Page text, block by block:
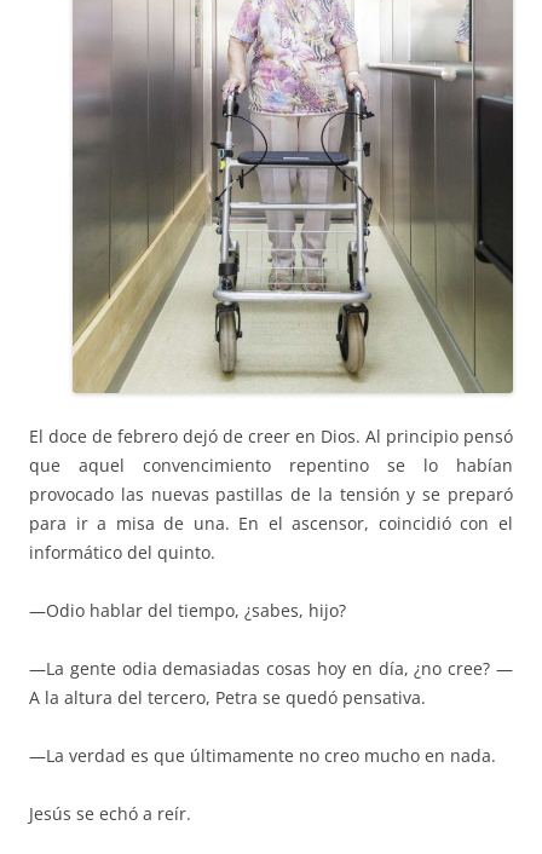
El doce de febrero dejó de creer en Dios. Al principio pensó
que aquel convencimiento repentino se lo habían
provocado las nuevas pastillas de la tensión y se preparó
para ir a misa de una. En el ascensor, coincidió con el
informático del quinto.
—Odio hablar del tiempo, ¿sabes, hijo?
—La gente odia demasiadas cosas hoy en día, ¿no cree? —
A la altura del tercero, Petra se quedó pensativa.
—La verdad es que últimamente no creo mucho en nada.
Jesús se echó a reír.